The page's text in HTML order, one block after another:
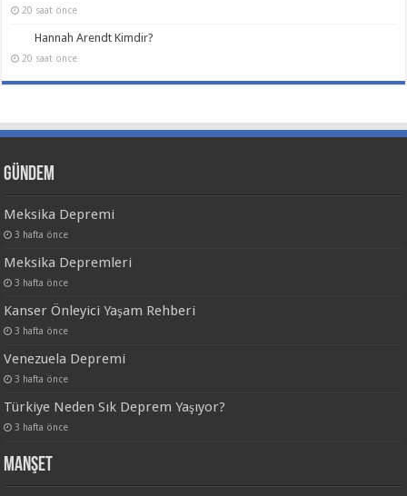
20 saat önce
Hannah Arendt Kimdir?
20 saat önce
Gündem
Meksika Depremi
3 hafta önce
Meksika Depremleri
3 hafta önce
Kanser Önleyici Yaşam Rehberi
3 hafta önce
Venezuela Depremi
3 hafta önce
Türkiye Neden Sık Deprem Yaşıyor?
3 hafta önce
Manşet